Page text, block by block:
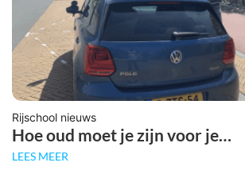
Rijschool nieuws
Hoe oud moet je zijn voor je…
LEES MEER